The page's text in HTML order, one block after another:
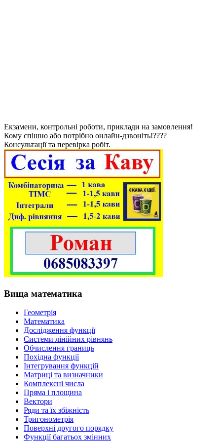
Екзамени, контрольні роботи, приклади на замовлення!
Кому спішно або потрібно онлайн-дзвоніть!????
Консультації та перевірка робіт.
Вища математика
Геометрія
Математика
Дослідження функції
Системи лінійних рівнянь
Обчислення границь
Похідна функції
Інтегрування функцій
Матриці та визначники
Комплексні числа
Пряма і площина
Вектори
Ряди та їх збіжність
Тригонометрія
Поверхні другого порядку
Функції багатьох змінних